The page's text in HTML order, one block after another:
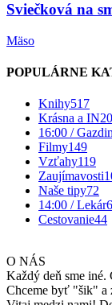
Sviečková na
Mäso
POPULÁRNE
Knihy517
Krásna a IN
16:00 /
Filmy149
Vzťahy119
Zaujímavosti
Naše tipy72
14:00 / Lekár
Cestovanie44
O NÁS
Každý deň sme iné.
Chceme byť "šik" a